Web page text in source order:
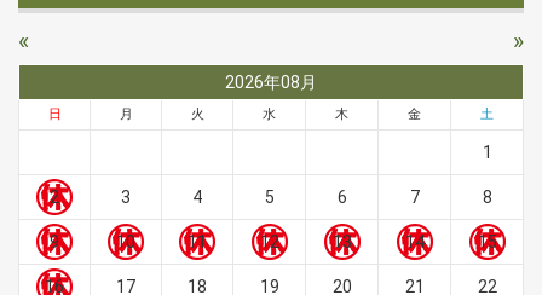
« »
2026年08月
日 月 火 水 木 金 土
1
2 3 4 5 6 7 8
9 10 11 12 13 14 15
16 17 18 19 20 21 22